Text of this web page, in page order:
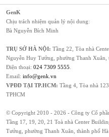
GenK
Chịu trách nhiệm quản lý nội dung:
Bà Nguyễn Bích Minh
TRỤ SỞ HÀ NỘI: Tầng 22, Tòa nhà
Nguyễn Huy Tưởng, phường Thanh Xuân,
Điện thoại: 024 7309 5555
Email: info@genk.vn
VPĐD TẠI TP.HCM: Tầng 4, Tòa nhà
TPHCM
© Copyright 2010 - 2026 - Công ty Cổ
Tầng 17, 19, 20, 21 Toà nhà Center
Tưởng, phường Thanh Xuân, thành phố